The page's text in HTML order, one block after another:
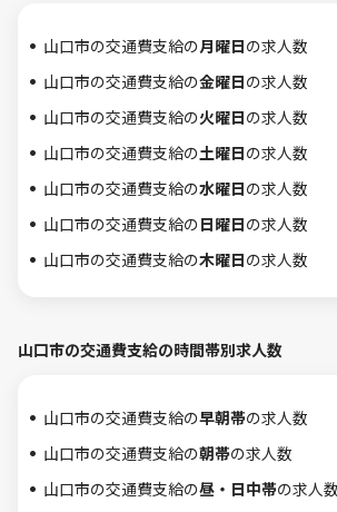
山口市の交通費支給の月曜日の求人数
山口市の交通費支給の金曜日の求人数
山口市の交通費支給の火曜日の求人数
山口市の交通費支給の土曜日の求人数
山口市の交通費支給の水曜日の求人数
山口市の交通費支給の日曜日の求人数
山口市の交通費支給の木曜日の求人数
山口市の交通費支給の時間帯別求人数
山口市の交通費支給の早朝帯の求人数
山口市の交通費支給の朝帯の求人数
山口市の交通費支給の昼・日中帯の求人数